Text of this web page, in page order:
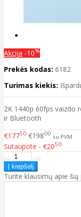
Akcija -10%
Prekės kodas: 6182
Turimas kiekis:
2K 1440p 60fps vaizdo
ir Bluetooth
€17750 €19800 su PVM
Sutaupote - €2050
Turite klausimų apie šią